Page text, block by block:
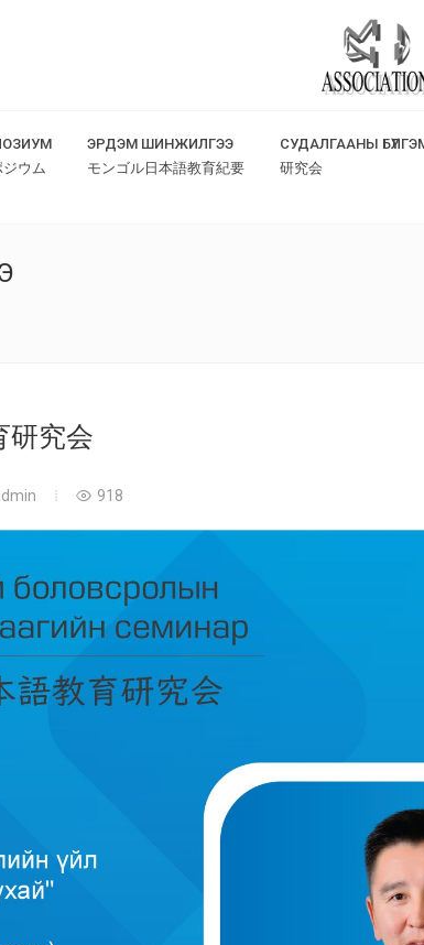
ジウム
ЭРДЭМ ШИНЖИЛГЭЭ
モンゴル日本語教育紀要
СУДАЛГААНЫ
研究会
研究会
918